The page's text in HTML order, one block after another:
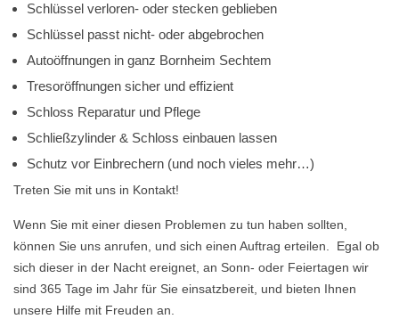
Schlüssel verloren- oder stecken geblieben
Schlüssel passt nicht- oder abgebrochen
Autoöffnungen in ganz Bornheim Sechtem
Tresoröffnungen sicher und effizient
Schloss Reparatur und Pflege
Schließzylinder & Schloss einbauen lassen
Schutz vor Einbrechern (und noch vieles mehr…)
Treten Sie mit uns in Kontakt!
Wenn Sie mit einer diesen Problemen zu tun haben sollten,
können Sie uns anrufen, und sich einen Auftrag erteilen. Egal ob
sich dieser in der Nacht ereignet, an Sonn- oder Feiertagen wir
sind 365 Tage im Jahr für Sie einsatzbereit, und bieten Ihnen
unsere Hilfe mit Freuden an.